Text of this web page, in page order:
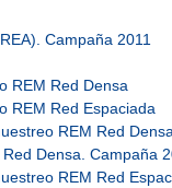
Campaña 2011
REM Red Densa
REM Red Espaciada
REM Red
Densa. Campaña
REM Red